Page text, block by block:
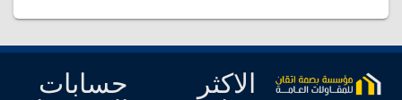
الاكثر
حسابات